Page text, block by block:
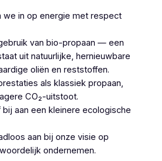
we in op energie met respect
van bio-propaan — een
uit natuurlijke, hernieuwbare
oliën en reststoffen.
als klassiek propaan,
CO₂-uitstoot.
aan een kleinere ecologische
aan bij onze visie op
ondernemen.